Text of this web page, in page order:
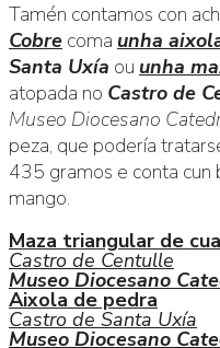
Tamén contamos con
Cobre coma unha
Santa Uxía ou unha
atopada no Castro de
Museo Diocesano
peza, que podería
435 gramos e conta
mango.
Maza triangular de
Castro de Centulle
Museo Diocesano
Aixola de pedra
Castro de Santa Uxía
Museo Diocesano